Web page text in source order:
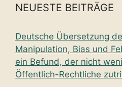
NEUESTE BEITRÄGE
Deutsche Übersetzung
Manipulation, Bias und
ein Befund, der nicht
Öffentlich-Rechtliche